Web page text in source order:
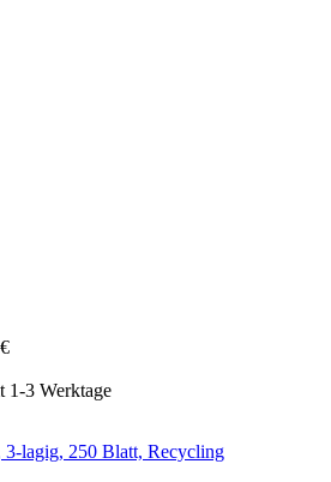
1-3 Werktage
lagig, 250 Blatt, Recycling